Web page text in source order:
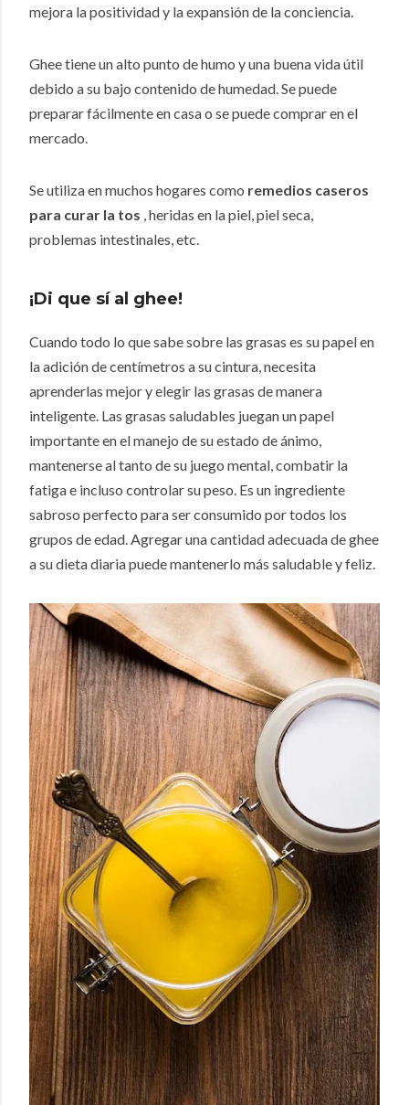
mejora la positividad y la expansión de la conciencia.
Ghee tiene un alto punto de humo y una buena vida útil
debido a su bajo contenido de humedad.Se puede
preparar fácilmente en casa o se puede comprar en el
mercado.
Se utiliza en muchos hogares como remedios caseros
para curar la tos , heridas en la piel, piel seca,
problemas intestinales, etc.
¡Di que sí al ghee!
Cuando todo lo que sabe sobre las grasas es su papel en
la adición de centímetros a su cintura, necesita
aprenderlas mejor y elegir las grasas de manera
inteligente. Las grasas saludables juegan un papel
importante en el manejo de su estado de ánimo,
mantenerse al tanto de su juego mental, combatir la
fatiga e incluso controlar su peso. Es un ingrediente
sabroso perfecto para ser consumido por todos los
grupos de edad.Agregar una cantidad adecuada de ghee
a su dieta diaria puede mantenerlo más saludable y feliz.